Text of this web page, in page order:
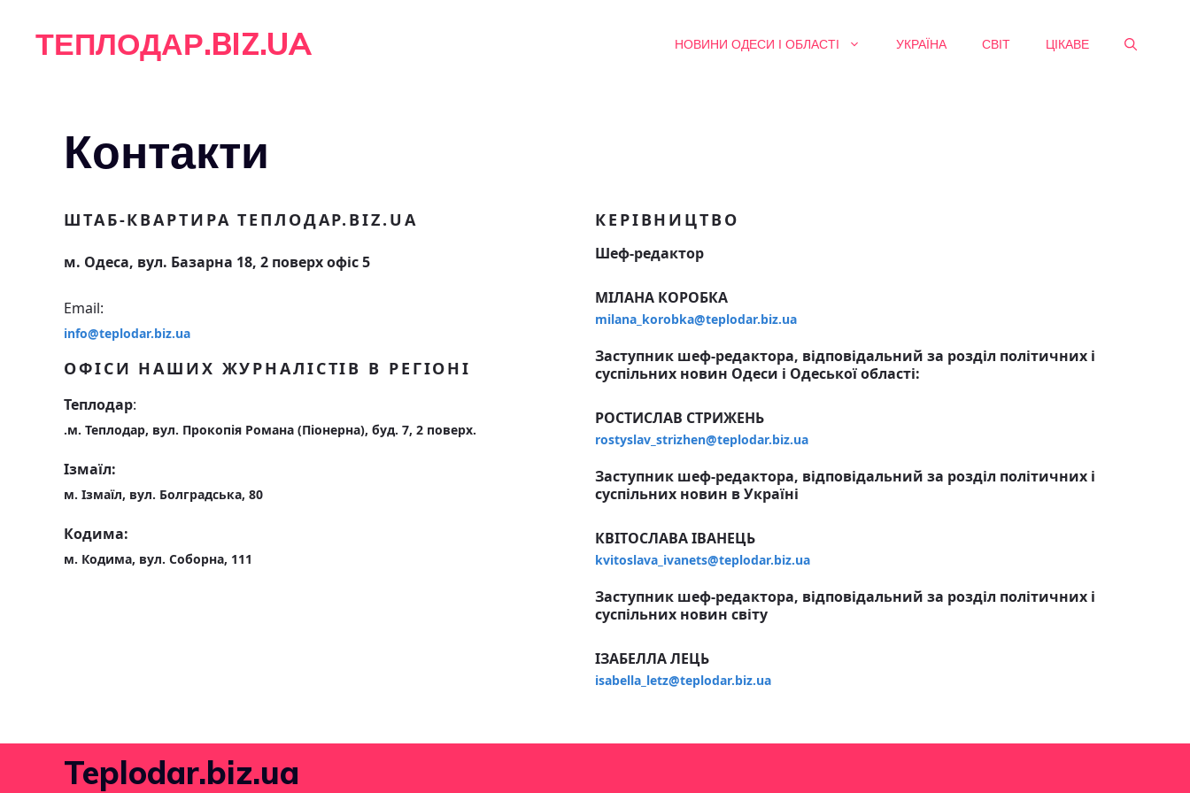
ТЕПЛОДАР.BIZ.UA НОВИНИ ОДЕСИ І ОБЛАСТІ УКРАЇНА СВІТ ЦІКАВЕ
Контакти
ШТАБ-КВАРТИРА ТЕПЛОДАР.BIZ.UA
м. Одеса, вул. Базарна 18, 2 поверх офіс 5
Email:
info@teplodar.biz.ua
ОФІСИ НАШИХ ЖУРНАЛІСТІВ В РЕГІОНІ
Теплодар:
.м. Теплодар, вул. Прокопія Романа (Піонерна), буд. 7, 2 поверх.
Ізмаїл:
м. Ізмаїл, вул. Болградська, 80
Кодима:
м. Кодима, вул. Соборна, 111
КЕРІВНИЦТВО
Шеф-редактор
МІЛАНА КОРОБКА
milana_korobka@teplodar.biz.ua
Заступник шеф-редактора, відповідальний за розділ політичних і
суспільних новин Одеси і Одеської області:
РОСТИСЛАВ СТРИЖЕНЬ
rostyslav_strizhen@teplodar.biz.ua
Заступник шеф-редактора, відповідальний за розділ політичних і
суспільних новин в Україні
КВІТОСЛАВА ІВАНЕЦЬ
kvitoslava_ivanets@teplodar.biz.ua
Заступник шеф-редактора, відповідальний за розділ політичних і
суспільних новин світу
ІЗАБЕЛЛА ЛЕЦЬ
isabella_letz@teplodar.biz.ua
Teplodar.biz.ua